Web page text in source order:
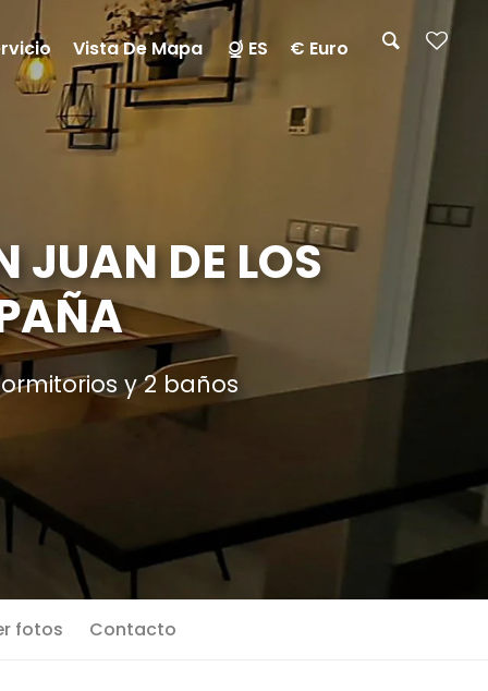
JUAN DE LOS
y 2 baños
fotos Contacto
Vista De Mapa ES € Euro